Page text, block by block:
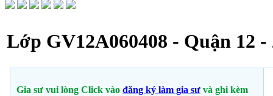
Lớp GV12A060408 - Quận 12 -
Gia sư vui lòng Click vào đăng ký làm gia sư và ghi kèm